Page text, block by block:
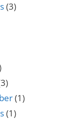
(3)
(1)
(1)